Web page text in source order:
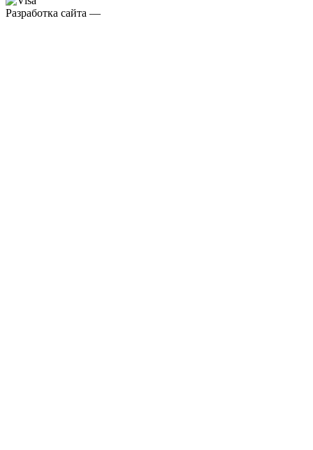
Разработка сайта —